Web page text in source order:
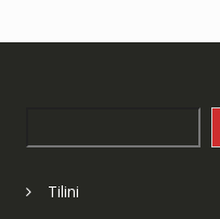
Tilini